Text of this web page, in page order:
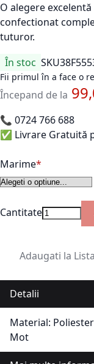
O alegere
confectionat
tuturor.
În stoc SKU
Fii primul în a face o
Începand de la
📞 0724 766 688
✅ Livrare Gratuită
Marime
Cantitate
Adaugati la
Detalii
Material: Poliester
Mot